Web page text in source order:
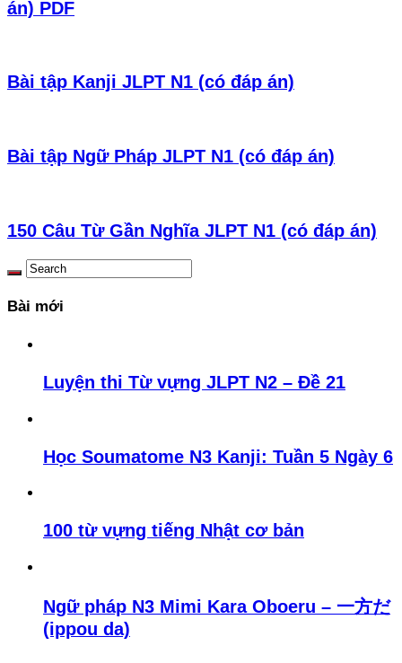
án) PDF
Bài tập Kanji JLPT N1 (có đáp án)
Bài tập Ngữ Pháp JLPT N1 (có đáp án)
150 Câu Từ Gần Nghĩa JLPT N1 (có đáp án)
Bài mới
Luyện thi Từ vựng JLPT N2 – Đề 21
Học Soumatome N3 Kanji: Tuần 5 Ngày 6
100 từ vựng tiếng Nhật cơ bản
Ngữ pháp N3 Mimi Kara Oboeru – 一方だ
(ippou da)